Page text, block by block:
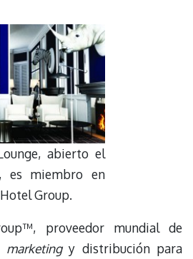
abierto el
es miembro en
Group.
proveedor mundial de
marketingy distribución para